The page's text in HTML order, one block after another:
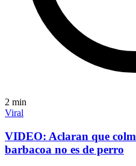
2 min
Viral
VIDEO: Aclaran que
barbacoa no es de perro